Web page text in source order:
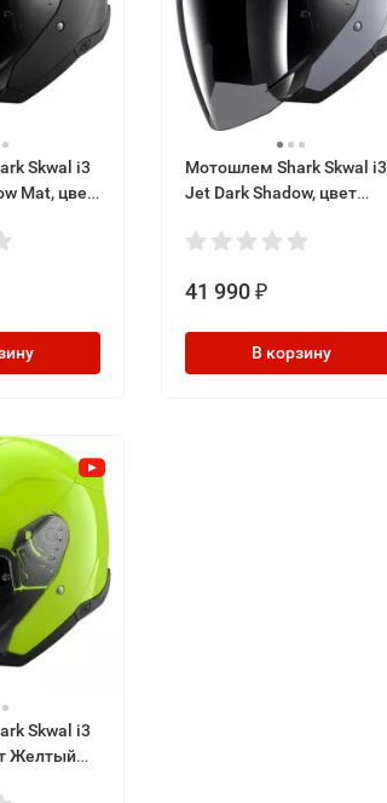
Skwal i3
Mat, цвет
Мотошлем Shark Skwal i3
Jet Dark Shadow, цвет
41 990 ₽
В корзину
Skwal i3
Желтый